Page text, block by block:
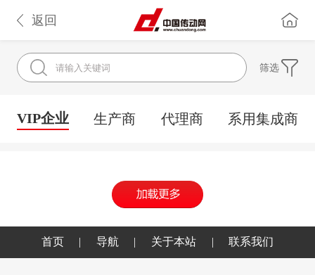
返回
筛选
VIP企业 生产商 代理商 系用集成商
首页 | 导航 | 关于本站 | 联系我们